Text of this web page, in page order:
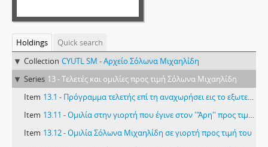
Holdings
Quick search
Collection CYUTL SM - Αρχείο Σόλωνα Μιχαηλίδη
Series 13 - Τελετές και ομιλίες προς τιμή Σόλωνα Μιχαηλίδη
Item 13.1 - Πρόγραμμα τελετής επί τη αναχωρήσει εις το εξωτερικό του Κυπρίου Μουσουργού κ. Σόλωνος Μιχαηλίδη
Item 13.11 - Oμιλία στην γιορτή που έγινε στον ''Άρη'' προς τιμήν του Σόλωνα Μιχαηλίδη, 8/6/1952
Item 13.12 - Ομιλία Σόλωνα Μιχαηλίδη σε γιορτή προς τιμή του